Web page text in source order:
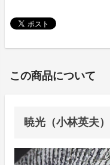
この商品について
暁光（小林英夫）